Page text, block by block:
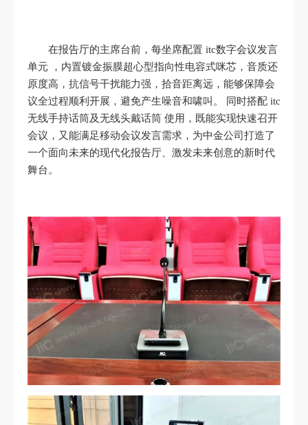
在报告厅的主席台前，每坐席配置 itc数字会议发言
单元 ，内置镀金振膜超心型指向性电容式咪芯，音质还
原度高，抗信号干扰能力强，拾音距离远，能够保障会
议全过程顺利开展，避免产生噪音和啸叫。 同时搭配 itc
无线手持话筒及无线头戴话筒 使用，既能实现快速召开
会议，又能满足移动会议发言需求，为中金公司打造了
一个面向未来的现代化报告厅、激发未来创意的新时代
舞台。